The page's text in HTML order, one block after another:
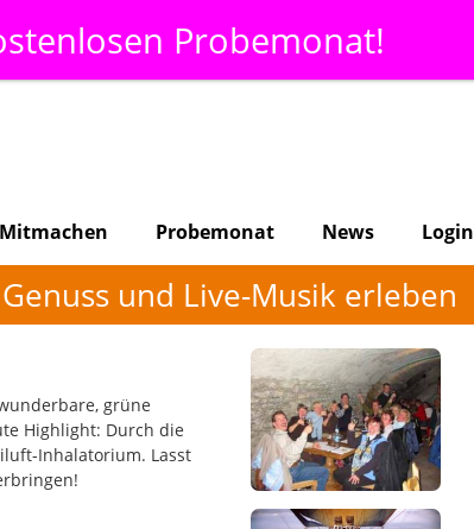
Probemonat!
Mitmachen Probemonat News Login
und Live-Musik erleben
grüne
Highlight: Durch die
Inhalatorium. Lasst